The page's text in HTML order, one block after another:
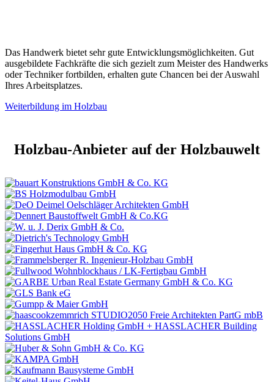
Das Handwerk bietet sehr gute Entwicklungsmöglichkeiten. Gut
ausgebildete Fachkräfte die sich gezielt zum Meister des Handwerks
oder Techniker fortbilden, erhalten gute Chancen bei der Auswahl
Ihres Arbeitsplatzes.
Weiterbildung im Holzbau
Holzbau-Anbieter auf der Holzbauwelt